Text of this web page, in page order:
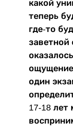
какой
теперь
где-то
заветной
ощущение
один
17-18 лет